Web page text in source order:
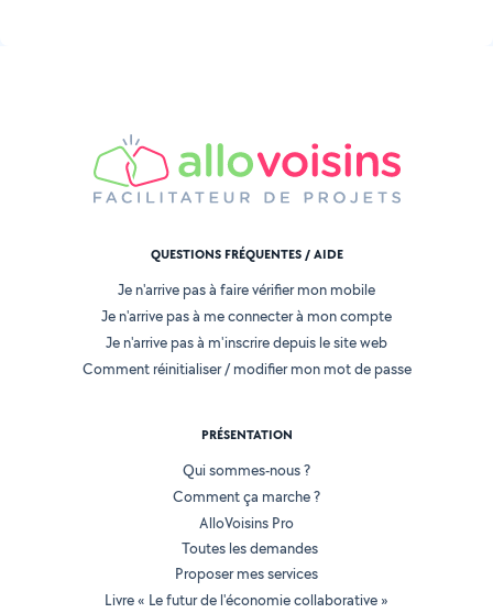
QUESTIONS FRÉQUENTES / AIDE
Je n'arrive pas à faire vérifier mon mobile
Je n'arrive pas à me connecter à mon compte
Je n'arrive pas à m'inscrire depuis le site web
Comment réinitialiser / modifier mon mot de passe
PRÉSENTATION
Qui sommes-nous ?
Comment ça marche ?
AlloVoisins Pro
Toutes les demandes
Proposer mes services
Livre « Le futur de l'économie collaborative »